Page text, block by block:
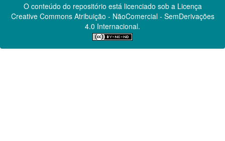
O conteúdo do repositório está licenciado sob a Licença
Creative CommonsAtribuição - NãoComercial - SemDerivações
4.0 Internacional.